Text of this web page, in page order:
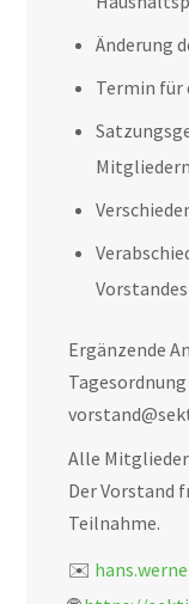
Änderung
Termin für
Mitgliedern
Vorstandes
Ergänzende
Alle
Der Vorstand
Teilnahme.
✉️